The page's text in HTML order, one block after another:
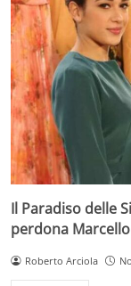
Il Paradiso delle
perdona
Roberto Arciola